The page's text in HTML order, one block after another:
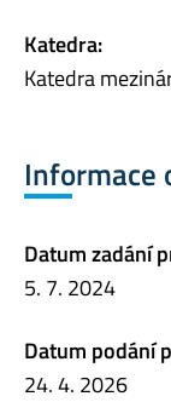
Katedra:
Katedra
Informace
Datum zadání
5. 7. 2024
Datum podání
24. 4. 2026